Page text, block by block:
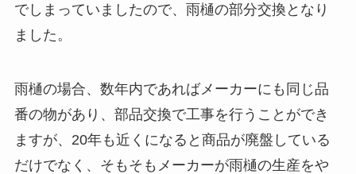
でしまっていましたので、雨樋の部分交換となり
ました。
雨樋の場合、数年内であればメーカーにも同じ品
番の物があり、部品交換で工事を行うことができ
ますが、20年も近くになると商品が廃盤している
だけでなく、そもそもメーカーが雨樋の生産をや